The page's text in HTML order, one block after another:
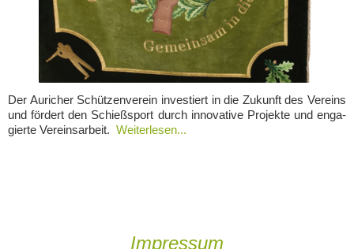
Der Auricher Schüt­zen­ver­ein inves­tiert in die Zukunft des Ver­eins
und för­dert den Schieß­sport durch inno­va­ti­ve Pro­jek­te und enga­
gier­te Vereinsarbeit. Weiterlesen...
Impressum